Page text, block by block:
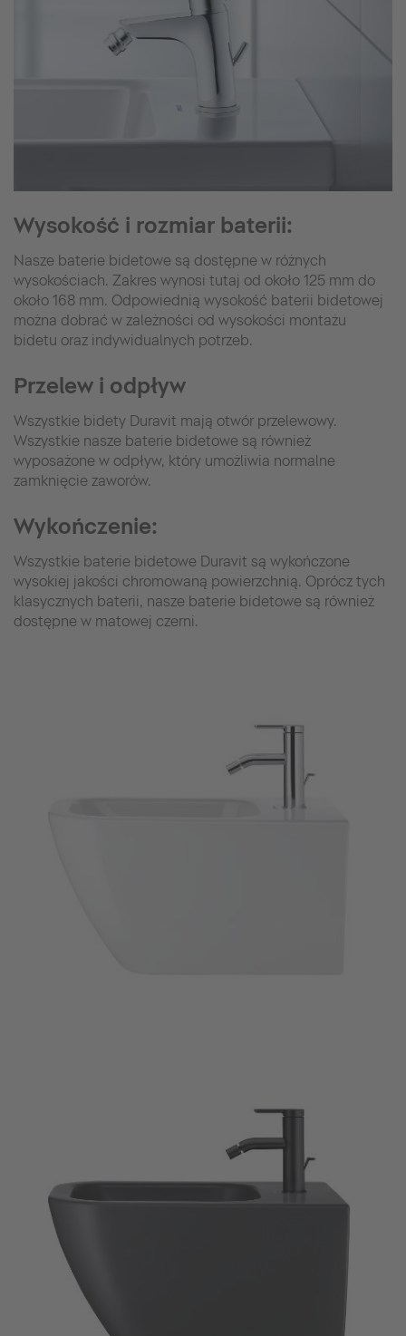
Wysokość i rozmiar baterii:
Nasze baterie bidetowe są dostępne w różnych
wysokościach. Zakres wynosi tutaj od około 125 mm do
około 168 mm. Odpowiednią wysokość baterii bidetowej
można dobrać w zależności od wysokości montażu
bidetu oraz indywidualnych potrzeb.
Przelew i odpływ
Wszystkie bidety Duravit mają otwór przelewowy.
Wszystkie nasze baterie bidetowe są również
wyposażone w odpływ, który umożliwia normalne
zamknięcie zaworów.
Wykończenie:
Wszystkie baterie bidetowe Duravit są wykończone
wysokiej jakości chromowaną powierzchnią. Oprócz tych
klasycznych baterii, nasze baterie bidetowe są również
dostępne w matowej czerni.